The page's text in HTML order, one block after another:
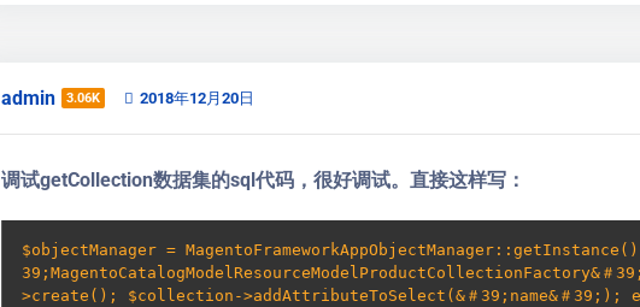
admin 3.06K 2018年12月20日
调试getCollection数据集的sql代码，很好调试。直接这样写：
$objectManager =
39;MagentoCatalogModelResourceModelProductCollectionFactory&
>create(); $collection->addAttributeToSelect(&＃39;name&＃39;);